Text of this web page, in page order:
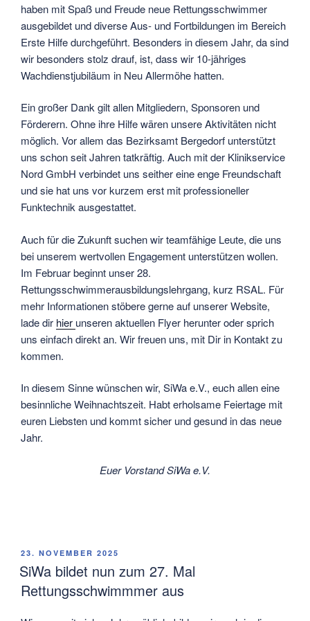
haben mit Spaß und Freude neue Rettungsschwimmer
ausgebildet und diverse Aus- und Fortbildungen im Bereich
Erste Hilfe durchgeführt. Besonders in diesem Jahr, da sind
wir besonders stolz drauf, ist, dass wir 10-jähriges
Wachdienstjubiläum in Neu Allermöhe hatten.
Ein großer Dank gilt allen Mitgliedern, Sponsoren und
Förderern. Ohne ihre Hilfe wären unsere Aktivitäten nicht
möglich. Vor allem das Bezirksamt Bergedorf unterstützt
uns schon seit Jahren tatkräftig. Auch mit der Klinikservice
Nord GmbH verbindet uns seither eine enge Freundschaft
und sie hat uns vor kurzem erst mit professioneller
Funktechnik ausgestattet.
Auch für die Zukunft suchen wir teamfähige Leute, die uns
bei unserem wertvollen Engagement unterstützen wollen.
Im Februar beginnt unser 28.
Rettungsschwimmerausbildungslehrgang, kurz RSAL. Für
mehr Informationen stöbere gerne auf unserer Website,
lade dir hier unseren aktuellen Flyer herunter oder sprich
uns einfach direkt an. Wir freuen uns, mit Dir in Kontakt zu
kommen.
In diesem Sinne wünschen wir, SiWa e.V., euch allen eine
besinnliche Weihnachtszeit. Habt erholsame Feiertage mit
euren Liebsten und kommt sicher und gesund in das neue
Jahr.
Euer Vorstand SiWa e.V.
VERÖFFENTLICHT
AM
23. NOVEMBER 2025
SiWa bildet nun zum 27. Mal
Rettungsschwimmmer aus